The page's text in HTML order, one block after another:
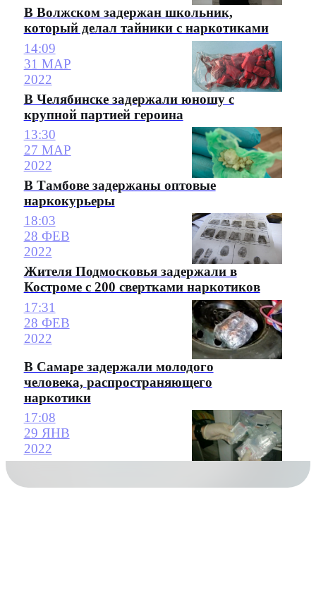
В Волжском задержан школьник,
который делал тайники с наркотиками
14:09
31 МАР
2022
В Челябинске задержали юношу с
крупной партией героина
13:30
27 МАР
2022
В Тамбове задержаны оптовые
наркокурьеры
18:03
28 ФЕВ
2022
Жителя Подмосковья задержали в
Костроме с 200 свертками наркотиков
17:31
28 ФЕВ
2022
В Самаре задержали молодого
человека, распространяющего
наркотики
17:08
29 ЯНВ
2022